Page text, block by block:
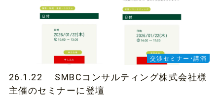
交渉セミナー・講演
26.1.22 SMBCコンサルティング株式会社様
主催のセミナーに登壇